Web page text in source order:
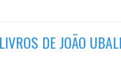
DE JOÃO